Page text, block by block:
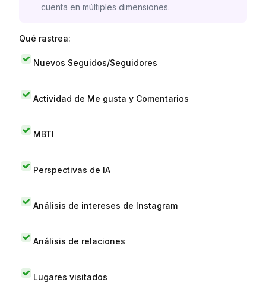
cuenta en múltiples dimensiones.
Qué rastrea:
Nuevos Seguidos/Seguidores
Actividad de Me gusta y Comentarios
MBTI
Perspectivas de IA
Análisis de intereses de Instagram
Análisis de relaciones
Lugares visitados